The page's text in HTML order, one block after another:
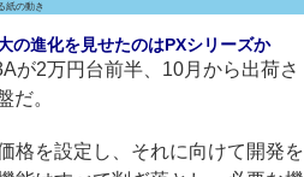
紙の動き
の進化を見せたのはPXシリーズか
が2万円台前半、10月から出荷さ
だ。
格を設定し、それに向けて開発を